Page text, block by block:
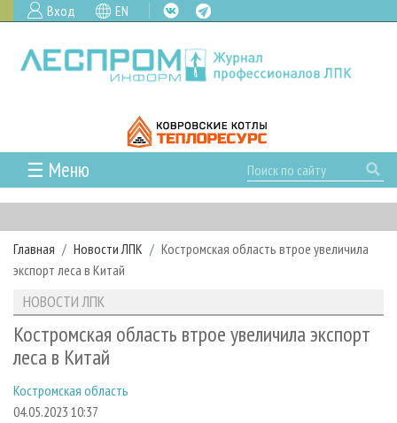
Вход EN
☰ Меню
ГЛАВНАЯ
РУБРИКИ И ТЕМЫ
РУБРИКИ ЖУРНАЛА
ЛЕСОЗАГОТОВКА
ЛЕСОПИЛЕНИЕ
СУШКА ДРЕВЕСИНЫ
НОВОСТИ
НОВОСТИ ЛПК
НОВОСТИ ЖУРНАЛА
ПРОЕКТЫ ЛПИ
АНАЛИТИКА
ПРЕДПРИЯТИЯ ЛПК
ПЕРСОНЫ
АРХИВ ЖУРНАЛОВ
О ЖУРНАЛЕ
ПОДПИСКА
КОНТАКТЫ
РЕКЛАМОДАТЕЛЯМ
РЕКЛАМА
Главная Новости ЛПК
Костромская область втрое увеличила
экспорт леса в Китай
НОВОСТИ ЛПК
Костромская область втрое увеличила экспорт
леса в Китай
Костромская область
04.05.2023 10:37